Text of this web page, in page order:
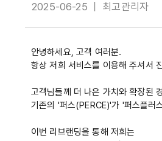
2025-06-25 ｜ 최고관리자
안녕하세요, 고객 여러분.
항상 저희 서비스를 이용해 주셔서
고객님들께 더 나은 가치와 확장된
기존의 '퍼스(PERCE)'가 '퍼스플러
이번 리브랜딩을 통해 저희는